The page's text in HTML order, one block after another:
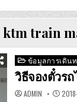
ktm train
Posted
in
ข้อมูลการเดิน
วิธีจองตั๋วรถ
ADMIN